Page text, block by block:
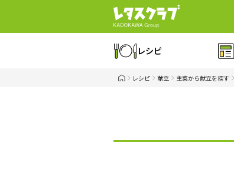
レシピ
レシピ 献立 主菜から献立を探す